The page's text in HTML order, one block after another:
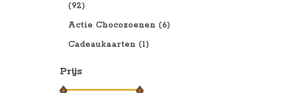
(92)
Actie Chocozoenen (6)
Cadeaukaarten (1)
Prijs